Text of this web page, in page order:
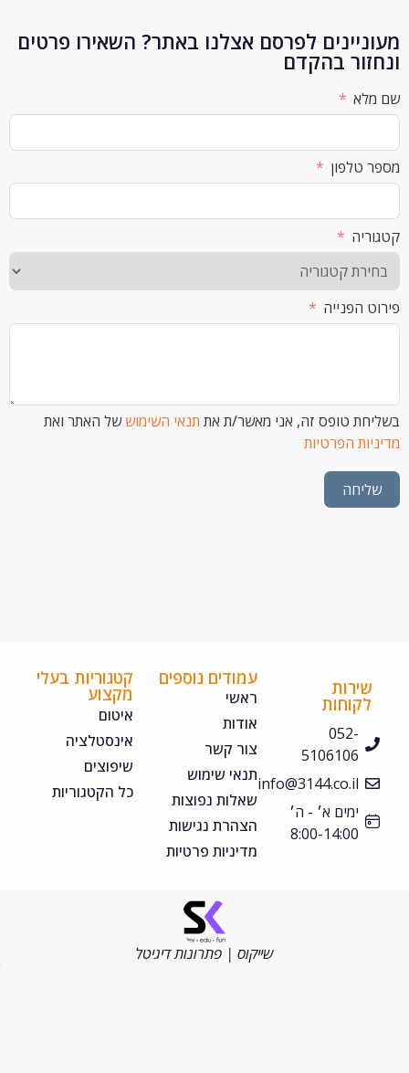
לפרסם אצלנו באתר? השאירו פרטים
בהקדם
טופס זה, אני מאשר/ת אתתנאי השימוש של האתר ואת
הפרטיות
052-
5106106
info@3144.co.il
ימים א׳ - ה׳
8:00-14:00
עמודים נוספים
צור קשר
תנאי שימוש
שאלות נפוצות
הצהרת נגישות
מדיניות פרטיות
קטגוריות בעלי
אינסטלציה
שיפוצים
כל הקטגוריות
שייקוס | פתרונות דיגיטל
שמורות